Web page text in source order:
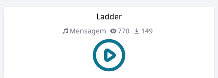
Ladder
Mensagem 770 149